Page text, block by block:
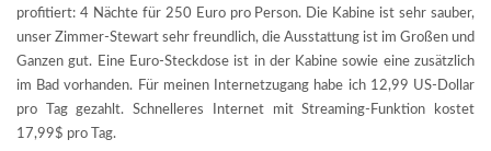
profitiert: 4 Nächte für 250 Euro pro Person. Die Kabine ist sehr sauber,
unser Zimmer-Stewart sehr freundlich, die Ausstattung ist im Großen und
Ganzen gut. Eine Euro-Steckdose ist in der Kabine sowie eine zusätzlich
im Bad vorhanden. Für meinen Internetzugang habe ich 12,99 US-Dollar
pro Tag gezahlt. Schnelleres Internet mit Streaming-Funktion kostet
17,99$ pro Tag.